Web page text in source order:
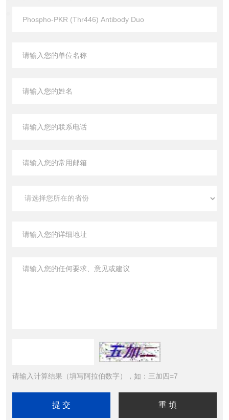
请输入计算结果（填写阿拉伯数字），如：三加四=7